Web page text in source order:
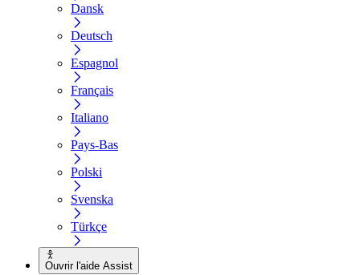
Dansk
Deutsch
Espagnol
Français
Italiano
Pays-Bas
Polski
Svenska
Türkçe
Ouvrir l'aide Assist